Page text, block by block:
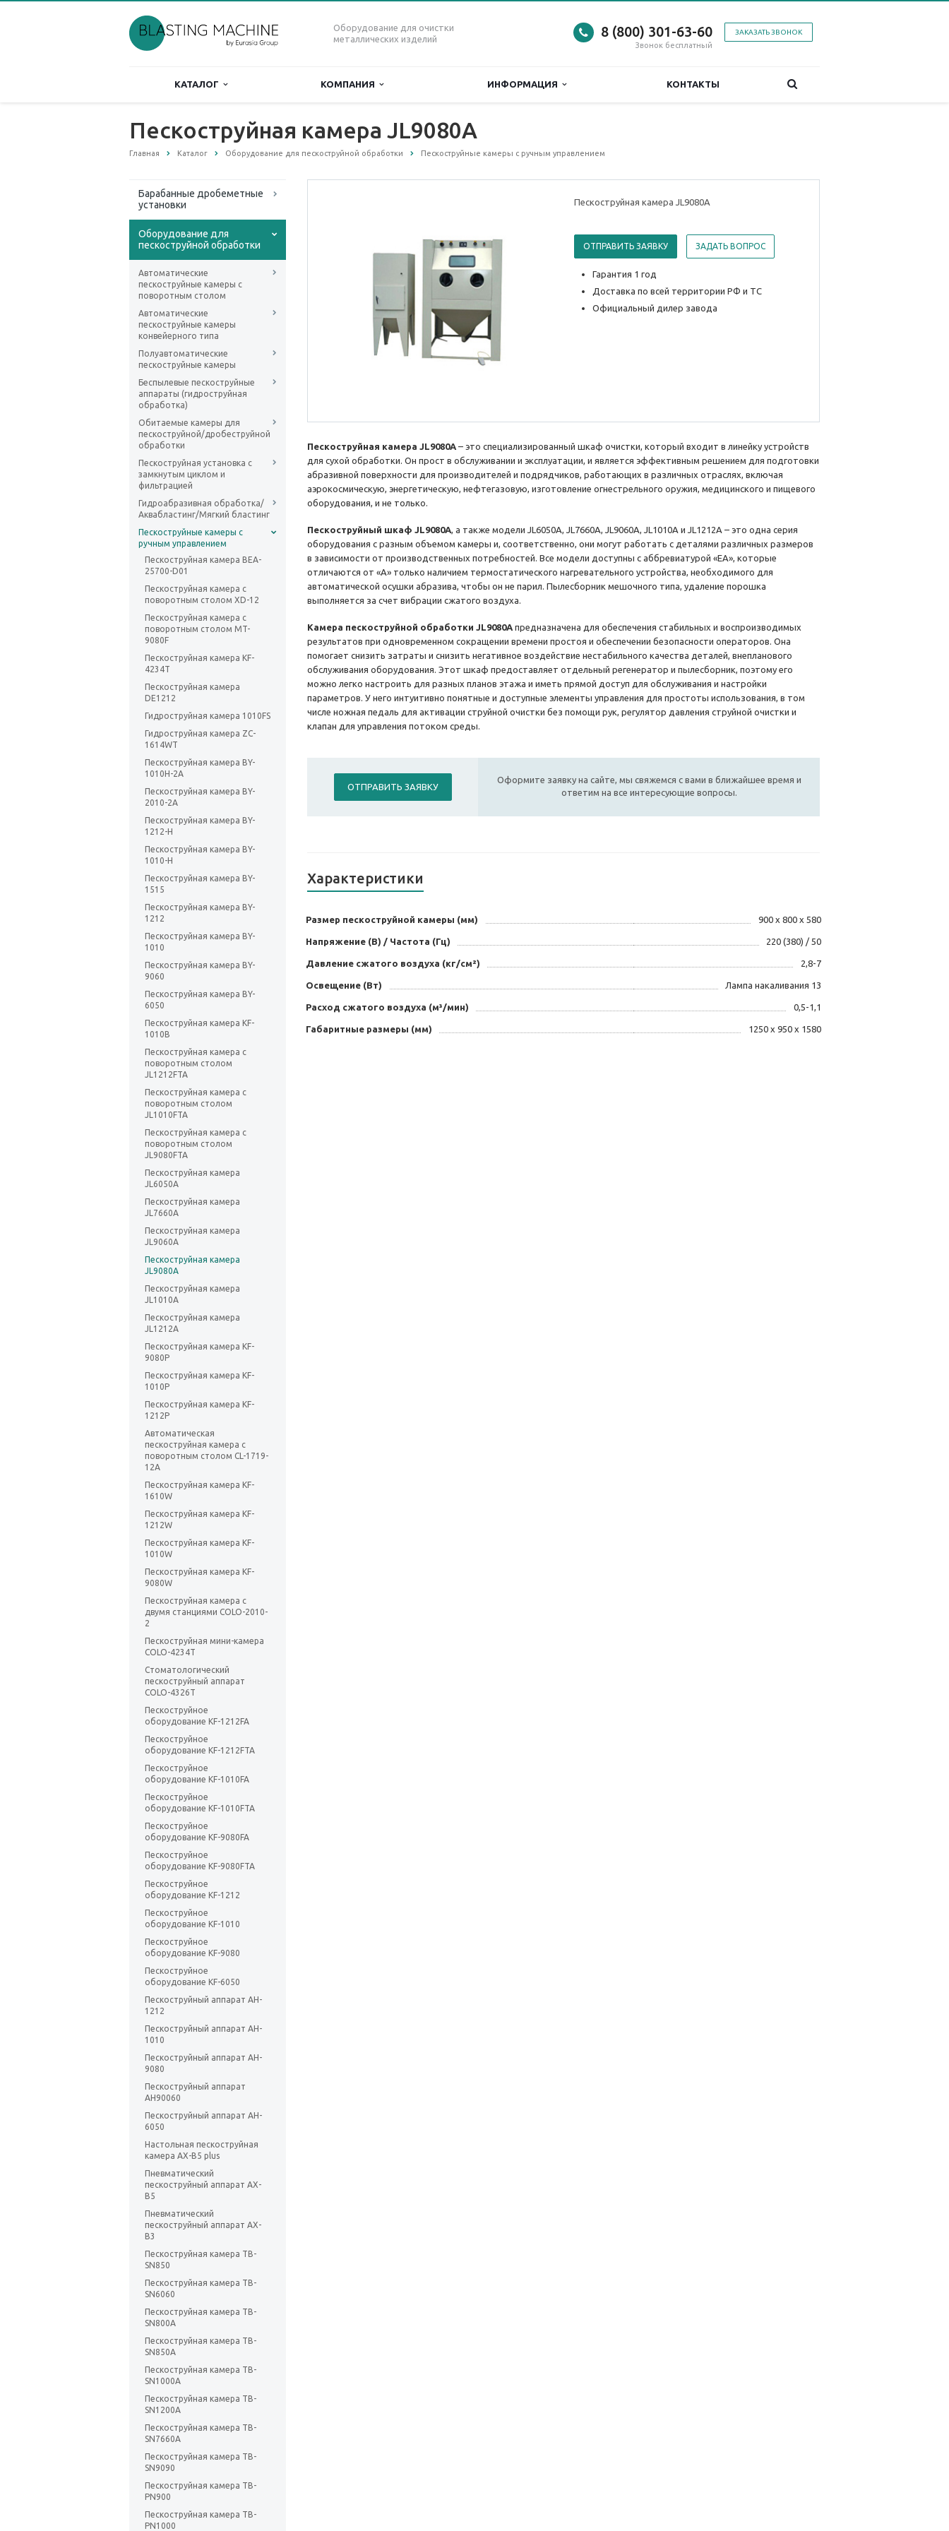
Оборудование для очистки
металлических изделий
ЗАКАЗАТЬ ЗВОНОК
8 (800) 301-63-60
Звонок бесплатный
КАТАЛОГ КОМПАНИЯ ИНФОРМАЦИЯ КОНТАКТЫ
Пескоструйная камера JL9080A
Главная Каталог Оборудование для пескоструйной обработки Пескоструйные камеры с ручным управлением
Барабанные дробеметные
установки
Оборудование для
пескоструйной обработки
Автоматические
пескоструйные камеры с
поворотным столом
Автоматические
пескоструйные камеры
конвейерного типа
Полуавтоматические
пескоструйные камеры
Беспылевые пескоструйные
аппараты (гидроструйная
обработка)
Обитаемые камеры для
пескоструйной/дробеструйной
обработки
Пескоструйная установка с
замкнутым циклом и
фильтрацией
Гидроабразивная обработка/
Аквабластинг/Мягкий бластинг
Пескоструйные камеры с
ручным управлением
Пескоструйная камера BEA-
25700-D01
Пескоструйная камера с
поворотным столом XD-12
Пескоструйная камера с
поворотным столом MT-
9080F
Пескоструйная камера KF-
4234T
Пескоструйная камера
DE1212
Гидроструйная камера 1010FS
Гидроструйная камера ZC-
1614WT
Пескоструйная камера BY-
1010H-2A
Пескоструйная камера BY-
2010-2А
Пескоструйная камера BY-
1212-H
Пескоструйная камера BY-
1010-H
Пескоструйная камера BY-
1515
Пескоструйная камера BY-
1212
Пескоструйная камера BY-
1010
Пескоструйная камера BY-
9060
Пескоструйная камера BY-
6050
Пескоструйная камера KF-
1010B
Пескоструйная камера с
поворотным столом
JL1212FTA
Пескоструйная камера с
поворотным столом
JL1010FTA
Пескоструйная камера с
поворотным столом
JL9080FTA
Пескоструйная камера
JL6050A
Пескоструйная камера
JL7660A
Пескоструйная камера
JL9060A
Пескоструйная камера
JL9080A
Пескоструйная камера
JL1010A
Пескоструйная камера
JL1212A
Пескоструйная камера KF-
9080P
Пескоструйная камера KF-
1010P
Пескоструйная камера KF-
1212P
Автоматическая
пескоструйная камера с
поворотным столом CL-1719-
12A
Пескоструйная камера KF-
1610W
Пескоструйная камера KF-
1212W
Пескоструйная камера KF-
1010W
Пескоструйная камера KF-
9080W
Пескоструйная камера с
двумя станциями COLO-2010-
2
Пескоструйная мини-камера
COLO-4234T
Стоматологический
пескоструйный аппарат
COLO-4326T
Пескоструйное
оборудование KF-1212FA
Пескоструйное
оборудование KF-1212FTA
Пескоструйное
оборудование KF-1010FA
Пескоструйное
оборудование KF-1010FTA
Пескоструйное
оборудование KF-9080FA
Пескоструйное
оборудование KF-9080FTA
Пескоструйное
оборудование KF-1212
Пескоструйное
оборудование KF-1010
Пескоструйное
оборудование KF-9080
Пескоструйное
оборудование KF-6050
Пескоструйный аппарат AH-
1212
Пескоструйный аппарат AH-
1010
Пескоструйный аппарат AH-
9080
Пескоструйный аппарат
AH90060
Пескоструйный аппарат AH-
6050
Настольная пескоструйная
камера AX-B5 plus
Пневматический
пескоструйный аппарат AX-
B5
Пневматический
пескоструйный аппарат AX-
B3
Пескоструйная камера ТВ-
SN850
Пескоструйная камера TB-
SN6060
Пескоструйная камера TB-
SN800A
Пескоструйная камера TB-
SN850A
Пескоструйная камера TB-
SN1000A
Пескоструйная камера TB-
SN1200A
Пескоструйная камера TB-
SN7660A
Пескоструйная камера TB-
SN9090
Пескоструйная камера TB-
PN900
Пескоструйная камера TB-
PN1000
Пескоструйная камера JL9080A
ОТПРАВИТЬ ЗАЯВКУ ЗАДАТЬ ВОПРОС
Гарантия 1 год
Доставка по всей территории РФ и ТС
Официальный дилер завода
Пескоструйная камера JL9080A – это специализированный шкаф очистки, который входит в линейку устройств
для сухой обработки. Он прост в обслуживании и эксплуатации, и является эффективным решением для подготовки
абразивной поверхности для производителей и подрядчиков, работающих в различных отраслях, включая
аэрокосмическую, энергетическую, нефтегазовую, изготовление огнестрельного оружия, медицинского и пищевого
оборудования, и не только.
Пескоструйный шкаф JL9080A, а также модели JL6050A, JL7660A, JL9060A, JL1010A и JL1212A – это одна серия
оборудования с разным объемом камеры и, соответственно, они могут работать с деталями различных размеров
в зависимости от производственных потребностей. Все модели доступны с аббревиатурой «EA», которые
отличаются от «А» только наличием термостатического нагревательного устройства, необходимого для
автоматической осушки абразива, чтобы он не парил. Пылесборник мешочного типа, удаление порошка
выполняется за счет вибрации сжатого воздуха.
Камера пескоструйной обработки JL9080A предназначена для обеспечения стабильных и воспроизводимых
результатов при одновременном сокращении времени простоя и обеспечении безопасности операторов. Она
помогает снизить затраты и снизить негативное воздействие нестабильного качества деталей, внепланового
обслуживания оборудования. Этот шкаф предоставляет отдельный регенератор и пылесборник, поэтому его
можно легко настроить для разных планов этажа и иметь прямой доступ для обслуживания и настройки
параметров. У него интуитивно понятные и доступные элементы управления для простоты использования, в том
числе ножная педаль для активации струйной очистки без помощи рук, регулятор давления струйной очистки и
клапан для управления потоком среды.
ОТПРАВИТЬ ЗАЯВКУ
Оформите заявку на сайте, мы свяжемся с вами в ближайшее время и
ответим на все интересующие вопросы.
Характеристики
Размер пескоструйной камеры (мм) 900 x 800 x 580
Напряжение (В) / Частота (Гц) 220 (380) / 50
Давление сжатого воздуха (кг/см²) 2,8-7
Освещение (Вт) Лампа накаливания 13
Расход сжатого воздуха (м³/мин) 0,5-1,1
Габаритные размеры (мм) 1250 x 950 x 1580